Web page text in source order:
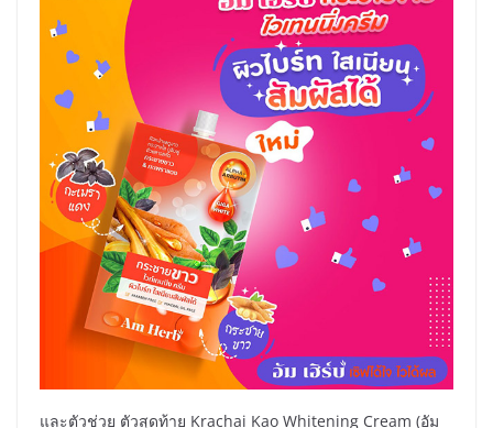
และตัวช่วย ตัวสุดท้าย Krachai Kao Whitening Cream (อัม